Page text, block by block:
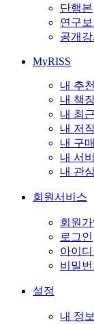
단행본
연구보
공개강
MyRISS
내 추
내 책
내 최
내 저
내 구
내 서
내 관
회원서비스
회원가
로그인
아이디
비밀번
설정
내 정보